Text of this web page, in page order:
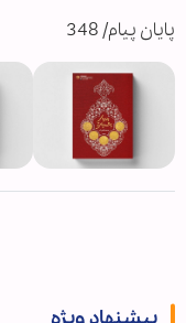
پایان پیام/ 348